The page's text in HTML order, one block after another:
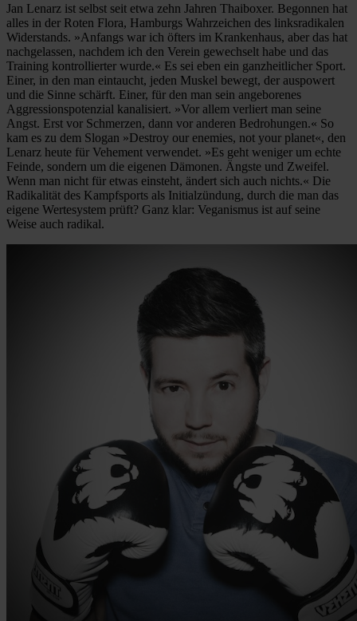
Jan Lenarz ist selbst seit etwa zehn Jahren Thaiboxer. Begonnen hat
alles in der Roten Flora, Hamburgs Wahrzeichen des linksradikalen
Widerstands. »Anfangs war ich öfters im Krankenhaus, aber das hat
nachgelassen, nachdem ich den Verein gewechselt habe und das
Training kontrollierter wurde.« Es sei eben ein ganzheitlicher Sport.
Einer, in den man eintaucht, jeden Muskel bewegt, der auspowert
und die Sinne schärft. Einer, für den man sein angeborenes
Aggressionspotenzial kanalisiert. »Vor allem verliert man seine
Angst. Erst vor Schmerzen, dann vor anderen Bedrohungen.« So
kam es zu dem Slogan »Destroy our enemies, not your planet«, den
Lenarz heute für Vehement verwendet. »Es geht weniger um echte
Feinde, sondern um die eigenen Dämonen. Ängste und Zweifel.
Wenn man nicht für etwas einsteht, ändert sich auch nichts.« Die
Radikalität des Kampfsports als Initialzündung, durch die man das
eigene Wertesystem prüft? Ganz klar: Veganismus ist auf seine
Weise auch radikal.